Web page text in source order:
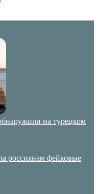
на турецком
россиянам фейковые